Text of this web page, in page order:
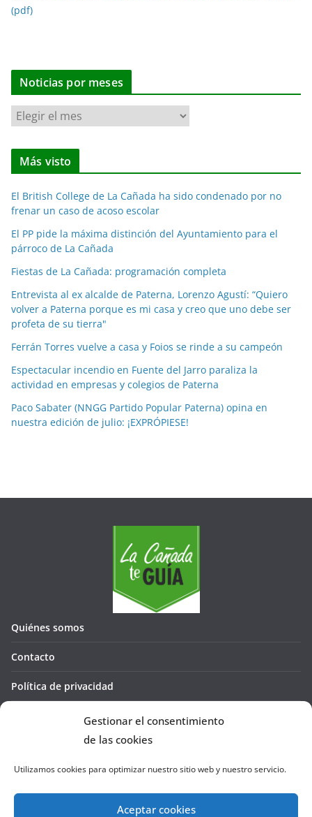
Gestionar el consentimiento
de las cookies
Utilizamos cookies para optimizar nuestro sitio web y nuestro servicio.
Aceptar cookies
(pdf)
Noticias por meses
N
o
t
i
a
s
p
o
m
e
s
Más visto
El British College de La Cañada ha sido condenado por no
frenar un caso de acoso escolar
El PP pide la máxima distinción del Ayuntamiento para el
párroco de La Cañada
Fiestas de La Cañada: programación completa
Entrevista al ex alcalde de Paterna, Lorenzo Agustí: “Quiero
volver a Paterna porque es mi casa y creo que uno debe ser
profeta de su tierra"
Ferrán Torres vuelve a casa y Foios se rinde a su campeón
Espectacular incendio en Fuente del Jarro paraliza la
actividad en empresas y colegios de Paterna
Paco Sabater (NNGG Partido Popular Paterna) opina en
nuestra edición de julio: ¡EXPRÓPIESE!
Quiénes somos
Contacto
Política de privacidad
Política de cookies (UE)